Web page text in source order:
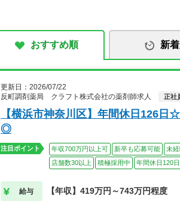
おすすめ順 新
更新日：2026/07/22
反町調剤薬局 クラフト株式会社の薬剤師求人
正社
【横浜市神奈川区】年間休日126
◎
注目ポイント 年収700万円以上可 新卒も応募可能 未
店舗数30以上
積極採用中 年間休日120
給与 【年収】419万円～743万円程度